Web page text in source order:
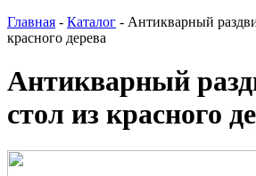
Главная - Каталог - Антикварный
красного дерева
Антикварный
стол из красного